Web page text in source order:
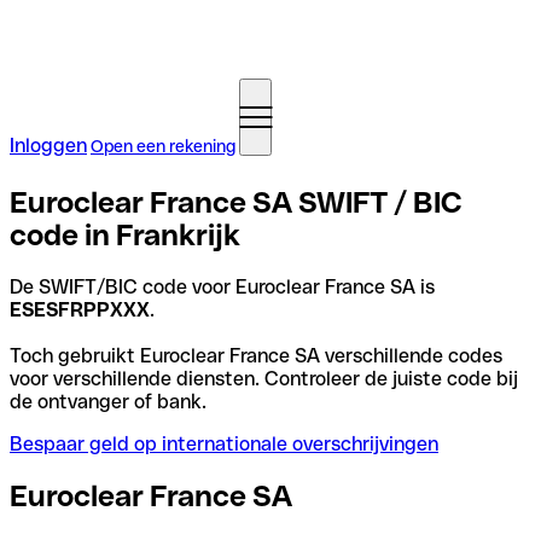
InloggenOpen een rekening
Euroclear France SA SWIFT / BIC
code in Frankrijk
De SWIFT/BIC code voor Euroclear France SA is
ESESFRPPXXX.
Toch gebruikt Euroclear France SA verschillende codes
voor verschillende diensten. Controleer de juiste code bij
de ontvanger of bank.
Bespaar geld op internationale overschrijvingen
Euroclear France SA